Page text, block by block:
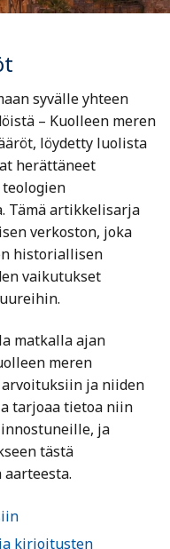
syvälle yhteen
– Kuolleen meren
löydetty luolista
herättäneet
Tämä artikkelisarja
verkoston, joka
historiallisen
vaikutukset
matkalla ajan
meren
ja niiden
tarjoaa tietoa niin
ja
tästä
kirjoitusten